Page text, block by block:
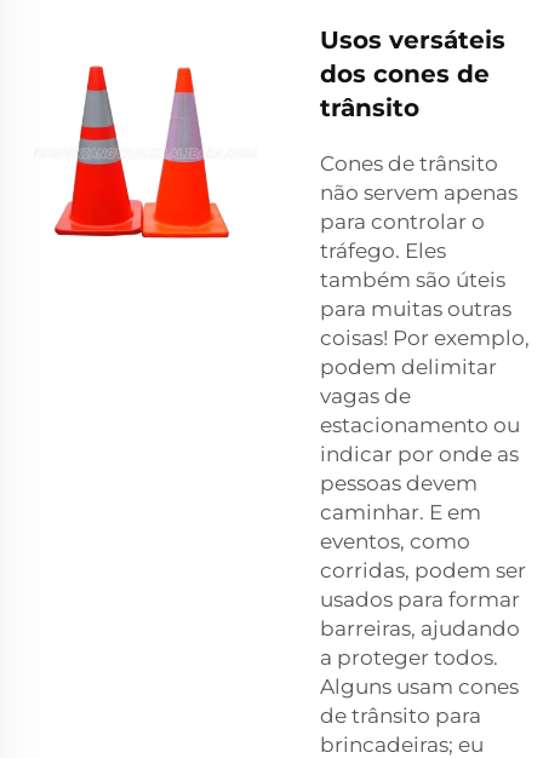
Usos versáteis
dos cones de
trânsito
Cones de trânsito
não servem apenas
para controlar o
tráfego. Eles
também são úteis
para muitas outras
coisas! Por exemplo,
podem delimitar
vagas de
estacionamento ou
indicar por onde as
pessoas devem
caminhar. E em
eventos, como
corridas, podem ser
usados para formar
barreiras, ajudando
a proteger todos.
Alguns usam cones
de trânsito para
brincadeiras; eu